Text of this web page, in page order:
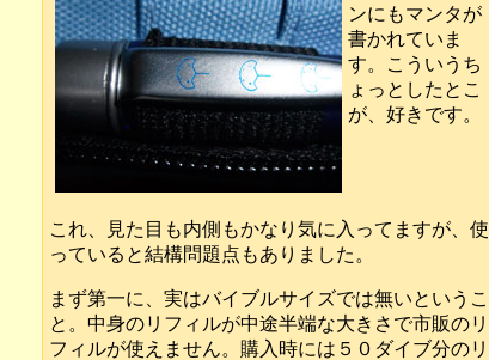
ンにもマンタが
書かれていま
す。こういうち
ょっとしたとこ
が、好きです。
これ、見た目も内側もかなり気に入ってますが、使
っていると結構問題点もありました。
まず第一に、実はバイブルサイズでは無いというこ
と。中身のリフィルが中途半端な大きさで市販のリ
フィルが使えません。購入時には５０ダイブ分のリ